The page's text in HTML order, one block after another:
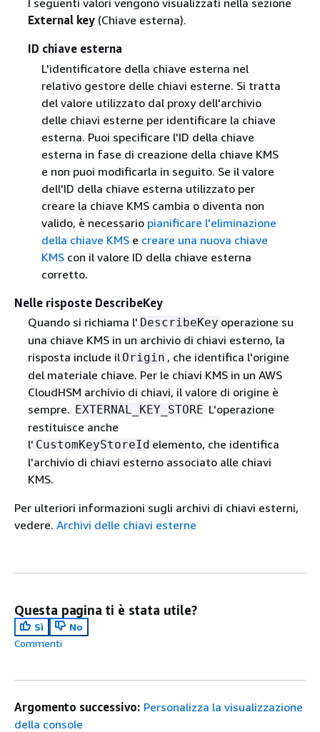
I seguenti valori vengono visualizzati nella sezione
External key(Chiave esterna).
ID chiave esterna
L'identificatore della chiave esterna nel
relativo gestore delle chiavi esterne. Si tratta
del valore utilizzato dal proxy dell'archivio
delle chiavi esterne per identificare la chiave
esterna. Puoi specificare l'ID della chiave
esterna in fase di creazione della chiave KMS
e non puoi modificarla in seguito. Se il valore
dell'ID della chiave esterna utilizzato per
creare la chiave KMS cambia o diventa non
valido, è necessario pianificare l'eliminazione
della chiave KMSe creare una nuova chiave
KMScon il valore ID della chiave esterna
corretto.
Nelle risposte DescribeKey
Quando si richiama l' DescribeKey operazione su
una chiave KMS in un archivio di chiavi esterno, la
risposta include il Origin , che identifica l'origine
del materiale chiave. Per le chiavi KMS in un AWS
CloudHSM archivio di chiavi, il valore di origine è
sempre. EXTERNAL_KEY_STORE L'operazione
restituisce anche
l' CustomKeyStoreId elemento, che identifica
l'archivio di chiavi esterno associato alle chiavi
KMS.
Per ulteriori informazioni sugli archivi di chiavi esterni,
vedere. Archivi delle chiavi esterne
Questa pagina ti è stata utile?
Sì
No
Commenti
Argomento successivo: Personalizza la visualizzazione
della console